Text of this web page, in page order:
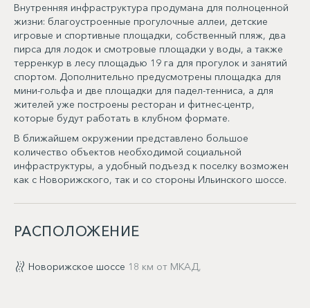
Внутренняя инфраструктура продумана для полноценной
жизни: благоустроенные прогулочные аллеи, детские
игровые и спортивные площадки, собственный пляж, два
пирса для лодок и смотровые площадки у воды, а также
терренкур в лесу площадью 19 га для прогулок и занятий
спортом. Дополнительно предусмотрены площадка для
мини-гольфа и две площадки для падел-тенниса, а для
жителей уже построены ресторан и фитнес-центр,
которые будут работать в клубном формате.
В ближайшем окружении представлено большое
количество объектов необходимой социальной
инфраструктуры, а удобный подъезд к поселку возможен
как с Новорижского, так и со стороны Ильинского шоссе.
РАСПОЛОЖЕНИЕ
Новорижское шоссе 18 км от МКАД,